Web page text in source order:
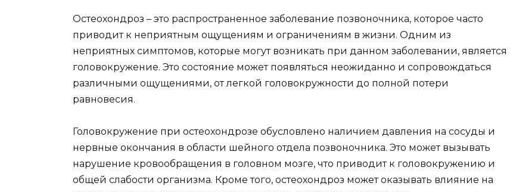
Остеохондроз – это распространенное заболевание позвоночника, которое часто
приводит к неприятным ощущениям и ограничениям в жизни. Одним из
неприятных симптомов, которые могут возникать при данном заболевании, является
головокружение. Это состояние может появляться неожиданно и сопровождаться
различными ощущениями, от легкой головокружности до полной потери
равновесия.
Головокружение при остеохондрозе обусловлено наличием давления на сосуды и
нервные окончания в области шейного отдела позвоночника. Это может вызывать
нарушение кровообращения в головном мозге, что приводит к головокружению и
общей слабости организма. Кроме того, остеохондроз может оказывать влияние на